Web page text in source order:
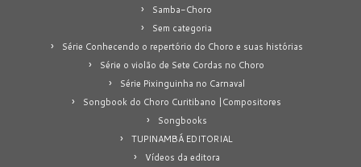
Samba-Choro
Sem categoria
Série Conhecendo o repertório do Choro e suas histórias
Série o violão de Sete Cordas no Choro
Série Pixinguinha no Carnaval
Songbook do Choro Curitibano |Compositores
Songbooks
TUPINAMBÁ EDITORIAL
Vídeos da editora